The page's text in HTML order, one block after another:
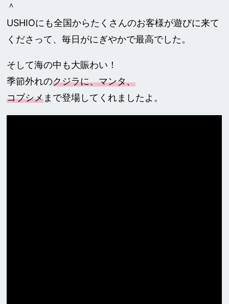
＾
USHIOにも全国からたくさんのお客様が遊びに来て
くださって、毎日がにぎやかで最高でした。
そして海の中も大賑わい！
季節外れのクジラに、マンタ、
コブシメまで登場してくれましたよ。